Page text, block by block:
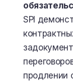
SPI
продлении